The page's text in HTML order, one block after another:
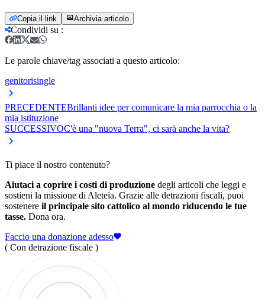
Copia il link Archivia articolo
Condividi su :
Le parole chiave/tag associati a questo articolo:
genitorisingle
PRECEDENTEBrillanti idee per comunicare la mia parrocchia o la
mia istituzione
SUCCESSIVOC'è una "nuova Terra", ci sarà anche la vita?
Ti piace il nostro contenuto?
Aiutaci a coprire i costi di produzione degli articoli che leggi e
sostieni la missione di Aleteia. Grazie alle detrazioni fiscali, puoi
sostenere il principale sito cattolico al mondo riducendo le tue
tasse. Dona ora.
Faccio una donazione adesso
( Con detrazione fiscale )